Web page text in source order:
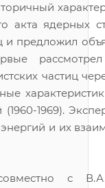
акта ядерных
и предложил
частиц
1969).
и их
с